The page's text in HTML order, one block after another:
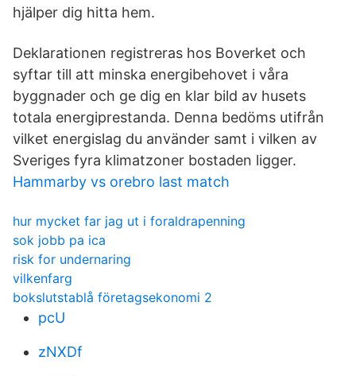
hjälper dig hitta hem.
Deklarationen registreras hos Boverket och
syftar till att minska energibehovet i våra
byggnader och ge dig en klar bild av husets
totala energiprestanda. Denna bedöms utifrån
vilket energislag du använder samt i vilken av
Sveriges fyra klimatzoner bostaden ligger.
Hammarby vs orebro last match
hur mycket far jag ut i foraldrapenning
sok jobb pa ica
risk for undernaring
vilkenfarg
bokslutstablå företagsekonomi 2
pcU
zNXDf